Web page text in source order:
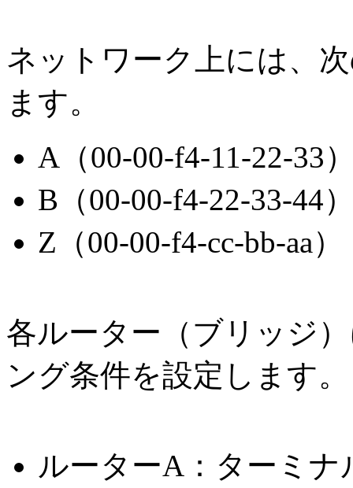
ネットワーク上には、
ます。
A（00-00-f4-11-22-33
B（00-00-f4-22-33-44
Z（00-00-f4-cc-bb-aa）
各ルーター（ブリッジ
ング条件を設定します。
ルーターA：ターミナ